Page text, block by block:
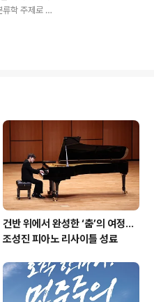
깊은 여운을
에서도 보기
상 장비 대신
학 주제로 다
· 한글자막
의 아내다'I
라마터그 김
12일까지 두
나의 아내다'
상..
건반 위에서 완성한 ‘춤’의 여정…
조성진 피아노 리사이틀 성료